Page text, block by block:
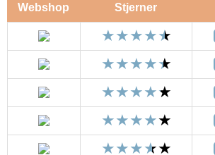
Webshop Stjerner